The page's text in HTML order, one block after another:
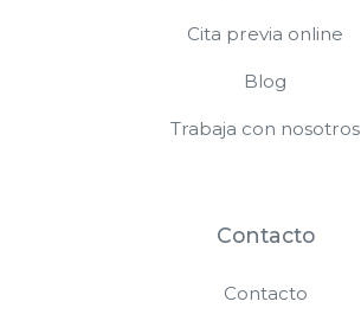
Cita previa online
Blog
Trabaja con nosotros
Contacto
Contacto